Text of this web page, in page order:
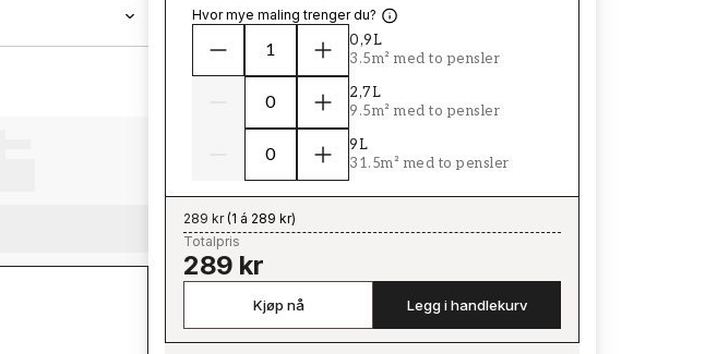
Hvor mye maling trenger du?
0,9L
3.5m² med to pensler
2,7L
9.5m² med to pensler
9L
31.5m² med to pensler
289 kr(1 á 289 kr)
Totalpris
289 kr
Kjøp nå Legg i handlekurv